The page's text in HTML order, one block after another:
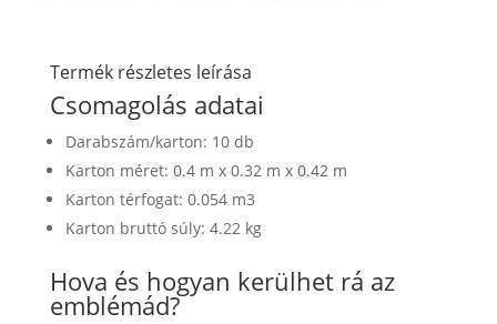
Termék részletes leírása
Csomagolás adatai
Darabszám/karton: 10 db
Karton méret: 0.4 m x 0.32 m x 0.42 m
Karton térfogat: 0.054 m3
Karton bruttó súly: 4.22 kg
Hova és hogyan kerülhet rá az
emblémád?